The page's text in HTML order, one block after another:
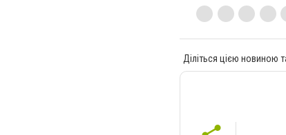
Діліться цією новиною